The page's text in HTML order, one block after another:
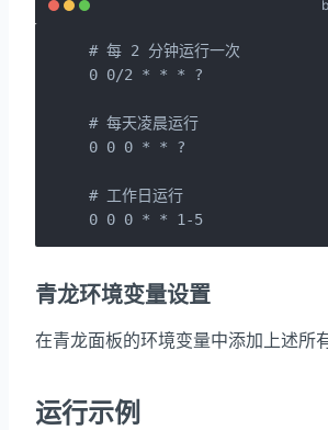
# 每 2 分钟运行一次
0 0/2 * * * ?
# 每天凌晨运行
0 0 0 * * ?
# 工作日运行
0 0 0 * * 1-5
青龙环境变量设置
在青龙面板的环境变量中添加上述所
运行示例